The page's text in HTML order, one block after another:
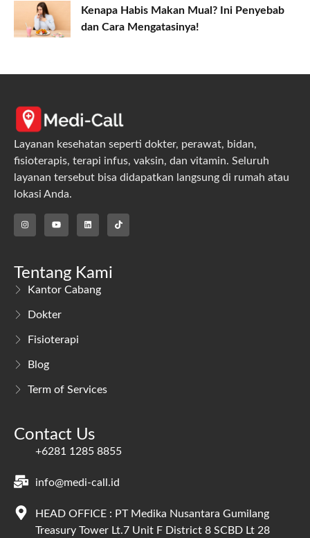
Kenapa Habis Makan Mual? Ini Penyebab
dan Cara Mengatasinya!
Layanan kesehatan seperti dokter, perawat, bidan,
fisioterapis, terapi infus, vaksin, dan vitamin. Seluruh
layanan tersebut bisa didapatkan langsung di rumah atau
lokasi Anda.
Tentang Kami
Kantor Cabang
Dokter
Fisioterapi
Blog
Term of Services
Contact Us
+6281 1285 8855
info@medi-call.id
HEAD OFFICE : PT Medika Nusantara Gumilang
Treasury Tower Lt.7 Unit F District 8 SCBD Lt 28